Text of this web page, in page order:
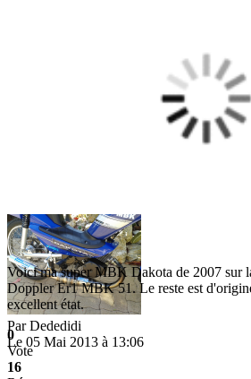
ParDededidi
Le 05 Mai 2013 à 13:06
Voici ma super MBK Dakota de 2007 sur
Doppler Er1 MBK 51. Le reste est
excellent état.
0
Vote
16